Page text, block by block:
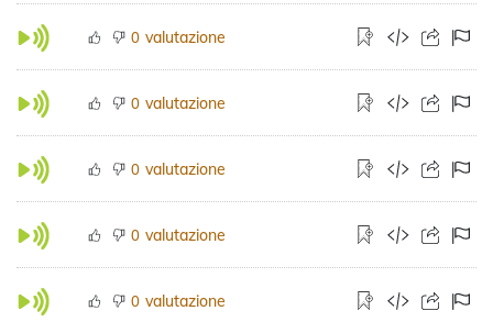
0 valutazione
0 valutazione
0 valutazione
0 valutazione
0 valutazione